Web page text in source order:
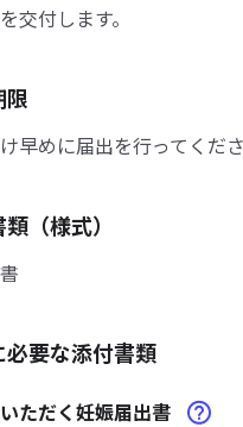
交付します。
限
早めに届出を行ってくださ
（様式）
必要な添付書類
ただく妊娠届出書